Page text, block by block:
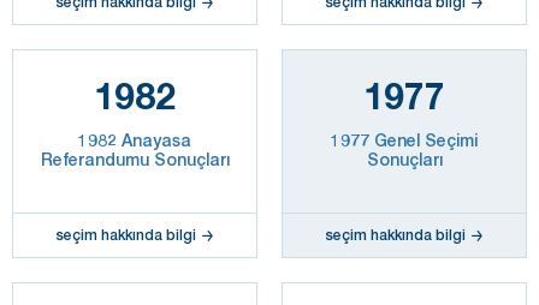
1982
1982 Anayasa
Referandumu Sonuçları
seçim hakkında bilgi
1977
1977 Genel Seçimi
Sonuçları
seçim hakkında bilgi